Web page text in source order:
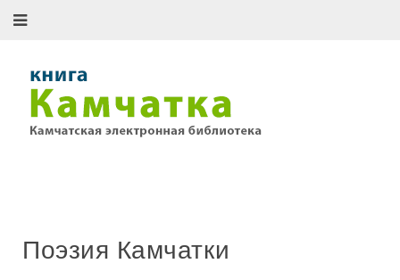
Поэзия Камчатки